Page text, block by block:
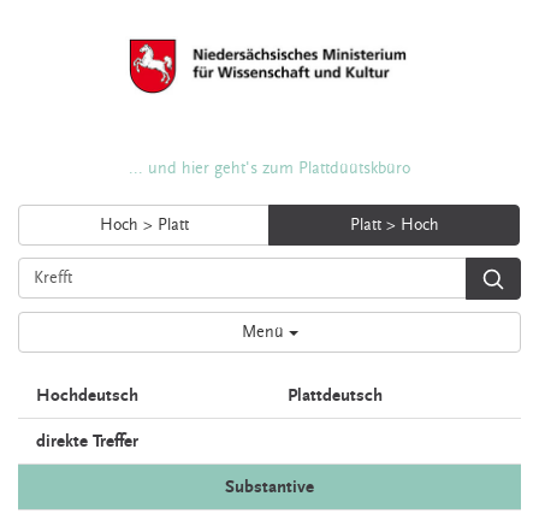
... und hier geht's zum Plattdüütskbüro
Hoch > Platt Platt > Hoch
Menü
Hochdeutsch Plattdeutsch
direkte Treffer
Substantive